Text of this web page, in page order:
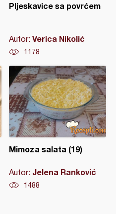
Pljeskavice sa povrćem
Autor: Verica Nikolić
1178
Mimoza salata (19)
Autor: Jelena Ranković
1488